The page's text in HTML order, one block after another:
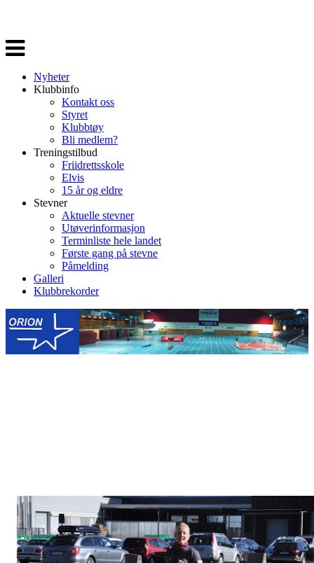
Veksle
navigasjon
Nyheter
Klubbinfo
Kontakt oss
Styret
Klubbtøy
Bli medlem?
Treningstilbud
Friidrettsskole
Elvis
15 år og eldre
Stevner
Aktuelle stevner
Utøverinformasjon
Terminliste hele landet
Første gang på stevne
Påmelding
Galleri
Klubbrekorder